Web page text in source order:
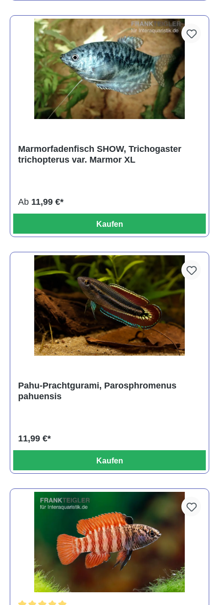
Marmorfadenfisch SHOW, Trichogaster
trichopterus var. Marmor XL
Ab 11,99 €*
Kaufen
Pahu-Prachtgurami, Parosphromenus
pahuensis
11,99 €*
Kaufen